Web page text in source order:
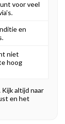
voor veel
en
niet
hoog
altijd naar
en het